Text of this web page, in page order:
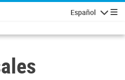
Español